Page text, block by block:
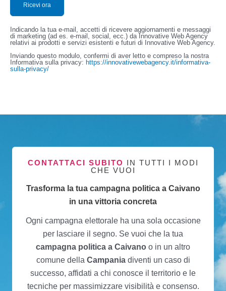
Indicando la tua e-mail, accetti di ricevere aggiornamenti e messaggi
di marketing (ad es. e-mail, social, ecc.) da Innovative Web Agency
relativi ai prodotti e servizi esistenti e futuri di Innovative Web Agency.
Inviando questo modulo, confermi di aver letto e compreso la nostra
Informativa sulla privacy: https://innovativewebagency.it/informativa-
sulla-privacy/
CONTATTACI SUBITO IN TUTTI I MODI
CHE VUOI
Trasforma la tua campagna politica a Caivano
in una vittoria concreta
Ogni campagna elettorale ha una sola occasione
per lasciare il segno. Se vuoi che la tua
campagna politica a Caivano o in un altro
comune della Campaniadiventi un caso di
successo, affidati a chi conosce il territorio e le
tecniche per massimizzare visibilità e consenso.